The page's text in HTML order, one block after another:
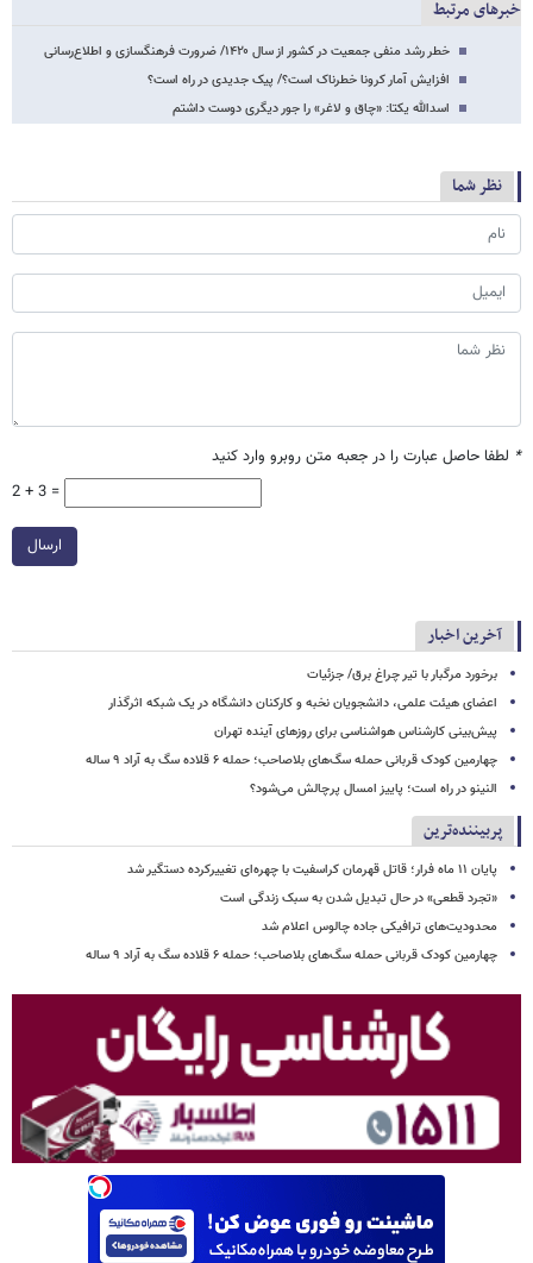
خبرهای مرتبط
خطر رشد منفی جمعیت در کشور از سال ۱۴۲۰/ ضرورت فرهنگسازی و اطلاع‌رسانی
افزایش آمار کرونا خطرناک است؟/ پیک جدیدی در راه است؟
اسدالله یکتا: «چاق و لاغر» را جور دیگری دوست داشتم
نظر شما
* لطفا حاصل عبارت را در جعبه متن روبرو وارد کنید
2 + 3 =
ارسال
آخرین اخبار
برخورد مرگبار با تیر چراغ برق/ جزئیات
اعضای هیئت علمی، دانشجویان نخبه و کارکنان دانشگاه در یک شبکه‌ اثرگذار
پیش‌بینی کارشناس هواشناسی برای روزهای آینده تهران
چهارمین کودک قربانی حمله سگ‌های بلاصاحب؛ حمله ۶ قلاده سگ به آراد ۹ ساله
النینو در راه است؛ پاییز امسال پرچالش می‌شود؟
پربیننده‌ترین
پایان ۱۱ ماه فرار؛ قاتل قهرمان کراسفیت با چهره‌ای تغییرکرده دستگیر شد
«تجرد قطعی» در حال تبدیل شدن به سبک زندگی است
محدودیت‌های ترافیکی جاده چالوس اعلام شد
چهارمین کودک قربانی حمله سگ‌های بلاصاحب؛ حمله ۶ قلاده سگ به آراد ۹ ساله